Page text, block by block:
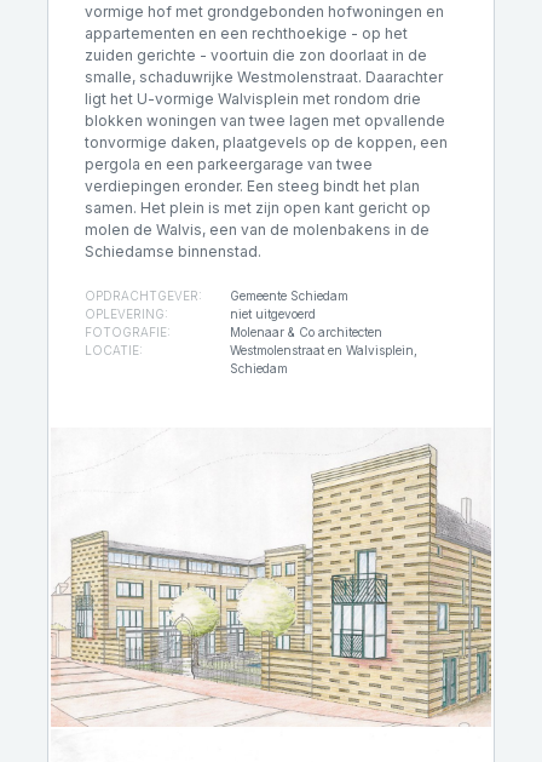
vormige hof met grondgebonden hofwoningen en
appartementen en een rechthoekige - op het
zuiden gerichte - voortuin die zon doorlaat in de
smalle, schaduwrijke Westmolenstraat. Daarachter
ligt het U-vormige Walvisplein met rondom drie
blokken woningen van twee lagen met opvallende
tonvormige daken, plaatgevels op de koppen, een
pergola en een parkeergarage van twee
verdiepingen eronder. Een steeg bindt het plan
samen. Het plein is met zijn open kant gericht op
molen de Walvis, een van de molenbakens in de
Schiedamse binnenstad.
OPDRACHTGEVER:
Gemeente Schiedam
OPLEVERING:
niet uitgevoerd
FOTOGRAFIE:
Molenaar & Co architecten
LOCATIE:
Westmolenstraat en Walvisplein,
Schiedam